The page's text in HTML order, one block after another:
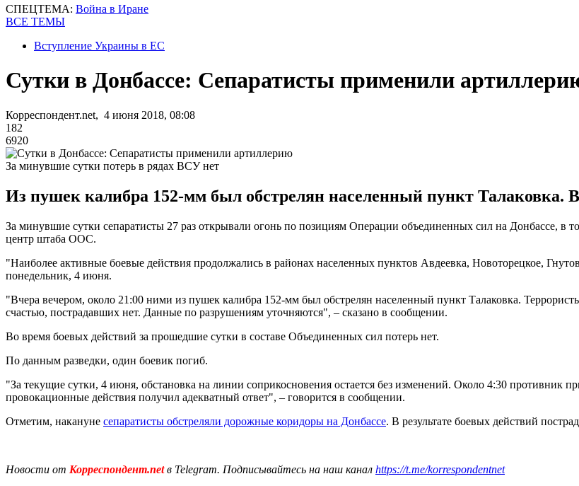
СПЕЦТЕМА: Война в Иране
ВСЕ ТЕМЫ
Вступление Украины в ЕС
Сутки в Донбассе: Сепаратисты применили
Корреспондент.net, 4 июня 2018, 08:08
182
6920
За минувшие сутки потерь в рядах ВСУ нет
Из пушек калибра 152-мм был обстрелян населенный пункт Талаковка. В
За минувшие сутки сепаратисты 27 раз открывали огонь по позициям Операции объединенных сил на Донбассе, в
центр штаба ООС.
"Наиболее активные боевые действия продолжались в районах населенных пунктов Авдеевка, Новоторецкое,
понедельник, 4 июня.
"Вчера вечером, около 21:00 ними из пушек калибра 152-мм был обстрелян населенный пункт Талаковка.
счастью, пострадавших нет. Данные по разрушениям уточняются", – сказано в сообщении.
Во время боевых действий за прошедшие сутки в составе Объединенных сил потерь нет.
По данным разведки, один боевик погиб.
"За текущие сутки, 4 июня, обстановка на линии соприкосновения остается без изменений. Около 4:30 противник
провокационные действия получил адекватный ответ", – говорится в сообщении.
Отметим, накануне сепаратисты обстреляли дорожные коридоры на Донбассе. В результате боевых действий
Новости от Корреспондент.netв Telegram. Подписывайтесь на наш канал https://t.me/korrespondentnet